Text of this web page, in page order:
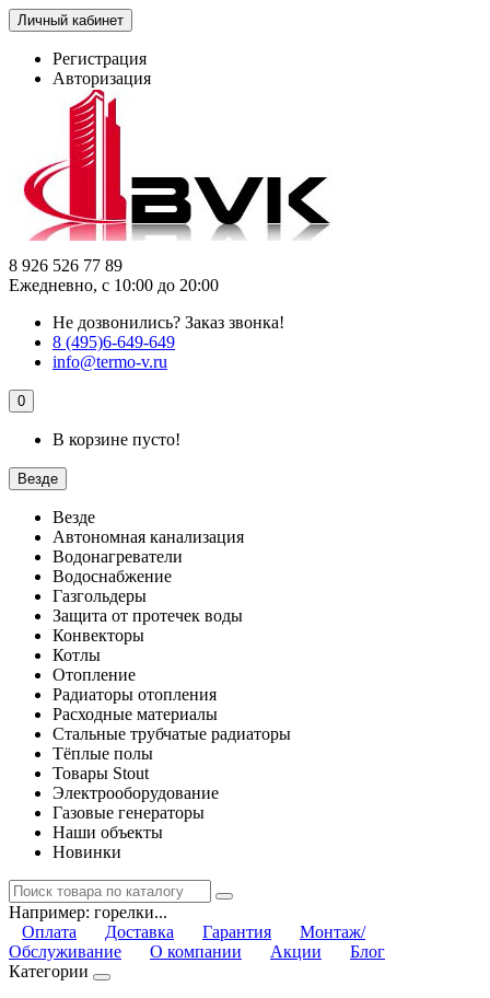
Личный кабинет
Регистрация
Авторизация
8 926 526 77 89
Ежедневно, с 10:00 до 20:00
Не дозвонились? Заказ звонка!
8 (495)6-649-649
info@termo-v.ru
0
В корзине пусто!
Везде
Везде
Автономная канализация
Водонагреватели
Водоснабжение
Газгольдеры
Защита от протечек воды
Конвекторы
Котлы
Отопление
Радиаторы отопления
Расходные материалы
Стальные трубчатые радиаторы
Тёплые полы
Товары Stout
Электрооборудование
Газовые генераторы
Наши объекты
Новинки
Например: горелки...
Оплата
Доставка Гарантия
Монтаж/
Обслуживание
О компании Акции
Блог
Категории